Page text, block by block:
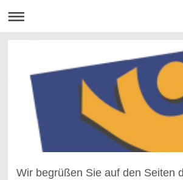
Wir begrüßen Sie auf den Seiten